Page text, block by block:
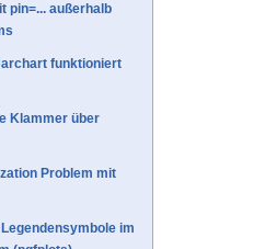
A, KBH1 350 B, KBH1 350 C,
B, KBH1 350 C, KBH1 350 D,
pin=... außerhalb
funktioniert
Klammer über
Problem mit
im